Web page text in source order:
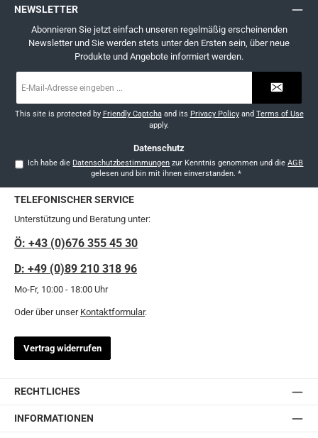
NEWSLETTER
Abonnieren Sie jetzt einfach unseren regelmäßig erscheinenden
Newsletter und Sie werden stets unter den Ersten sein, über neue
Produkte und Angebote informiert werden.
Mail-
*
This site is protected by Friendly Captchaand its Privacy Policyand Terms of Use
apply.
Datenschutz
Ich habe die Datenschutzbestimmungen zur Kenntnis genommen und dieAGB
gelesen und bin mit ihnen einverstanden. *
TELEFONISCHER SERVICE
Unterstützung und Beratung unter:
Ö: +43 (0)676 355 45 30
D: +49 (0)89 210 318 96
Mo-Fr, 10:00 - 18:00 Uhr
Oder über unser Kontaktformular.
Vertrag widerrufen
RECHTLICHES
INFORMATIONEN